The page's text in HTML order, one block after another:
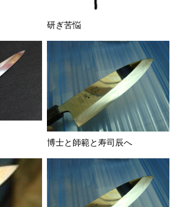
研ぎ苦悩
博士と師範と寿司辰へ